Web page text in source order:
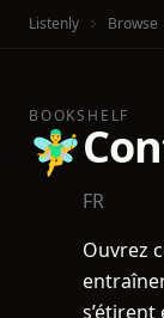
Listenly Browse
BOOKSHELF
🧚‍♂️
FR
Ouvrez